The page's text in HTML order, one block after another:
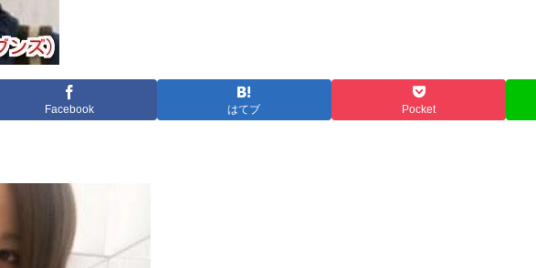
Facebook はてブ Pocket